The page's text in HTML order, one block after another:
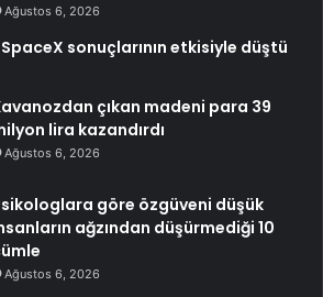
Ağustos 6, 2026
sonuçlarının etkisiyle düştü
çıkan madeni para 39
lira kazandırdı
Ağustos 6, 2026
göre özgüveni düşük
ağzından düşürmediği 10
Ağustos 6, 2026